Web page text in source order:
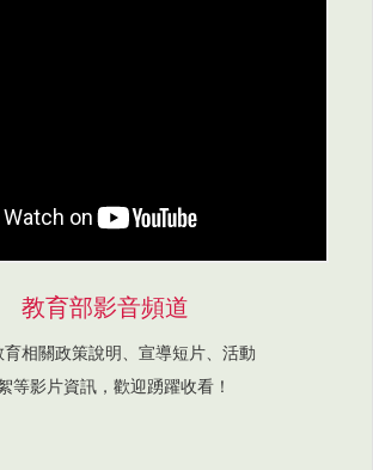
教育部影音頻道
育相關政策說明、宣導短片、活動
等影片資訊，歡迎踴躍收看！